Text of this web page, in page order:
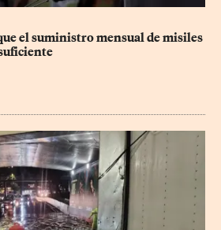
el suministro mensual de misiles